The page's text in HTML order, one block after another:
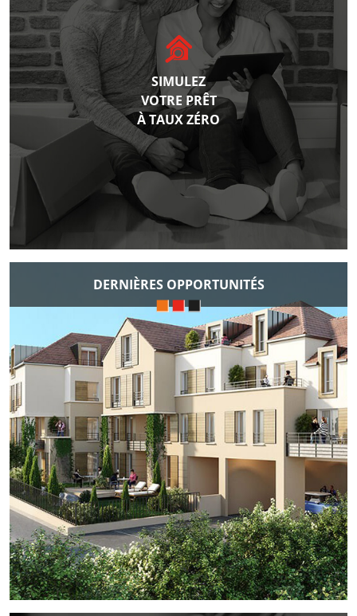
SIMULEZ
VOTRE PRÊT
À TAUX ZÉRO
DERNIÈRES OPPORTUNITÉS